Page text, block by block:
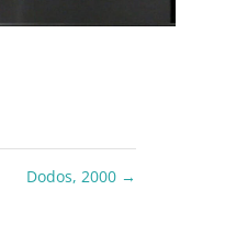
Dodos, 2000 →